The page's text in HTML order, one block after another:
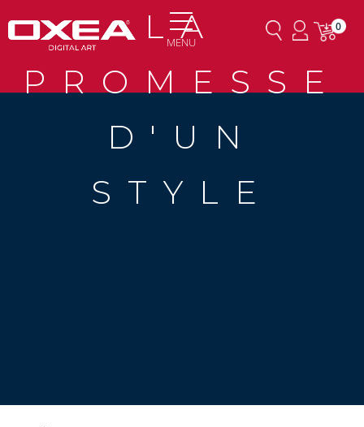
MENU
0
LA
PROMESSE
D'UN
STYLE